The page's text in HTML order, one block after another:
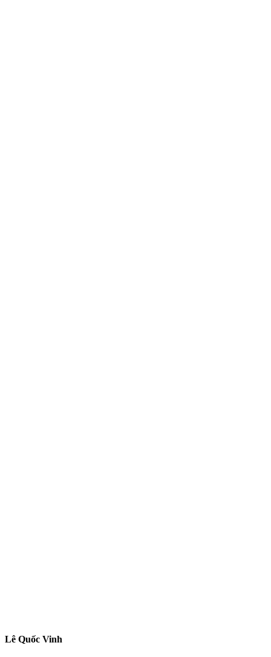
Lê Quốc Vinh